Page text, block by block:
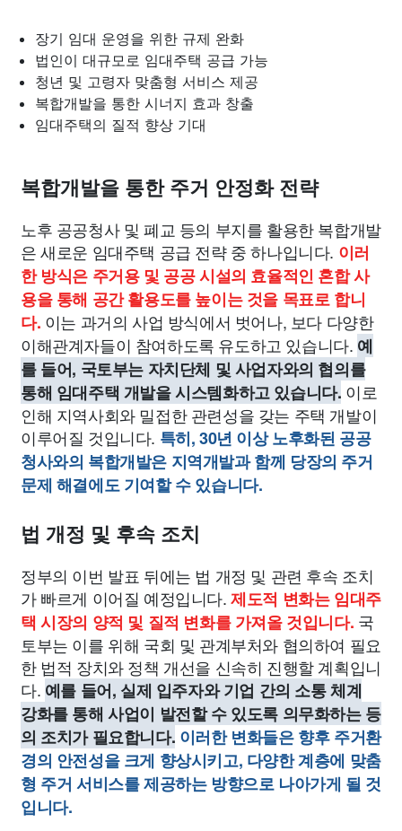
장기 임대 운영을 위한 규제 완화
법인이 대규모로 임대주택 공급 가능
청년 및 고령자 맞춤형 서비스 제공
복합개발을 통한 시너지 효과 창출
임대주택의 질적 향상 기대
복합개발을 통한 주거 안정화 전략
노후 공공청사 및 폐교 등의 부지를 활용한 복합개발
은 새로운 임대주택 공급 전략 중 하나입니다. 이러
한 방식은 주거용 및 공공 시설의 효율적인 혼합 사
용을 통해 공간 활용도를 높이는 것을 목표로 합니
다. 이는 과거의 사업 방식에서 벗어나, 보다 다양한
이해관계자들이 참여하도록 유도하고 있습니다. 예
를 들어, 국토부는 자치단체 및 사업자와의 협의를
통해 임대주택 개발을 시스템화하고 있습니다. 이로
인해 지역사회와 밀접한 관련성을 갖는 주택 개발이
이루어질 것입니다. 특히, 30년 이상 노후화된 공공
청사와의 복합개발은 지역개발과 함께 당장의 주거
문제 해결에도 기여할 수 있습니다.
법 개정 및 후속 조치
정부의 이번 발표 뒤에는 법 개정 및 관련 후속 조치
가 빠르게 이어질 예정입니다.제도적 변화는 임대주
택 시장의 양적 및 질적 변화를 가져올 것입니다. 국
토부는 이를 위해 국회 및 관계부처와 협의하여 필요
한 법적 장치와 정책 개선을 신속히 진행할 계획입니
다. 예를 들어, 실제 입주자와 기업 간의 소통 체계
강화를 통해 사업이 발전할 수 있도록 의무화하는 등
의 조치가 필요합니다. 이러한 변화들은 향후 주거환
경의 안전성을 크게 향상시키고, 다양한 계층에 맞춤
형 주거 서비스를 제공하는 방향으로 나아가게 될 것
입니다.